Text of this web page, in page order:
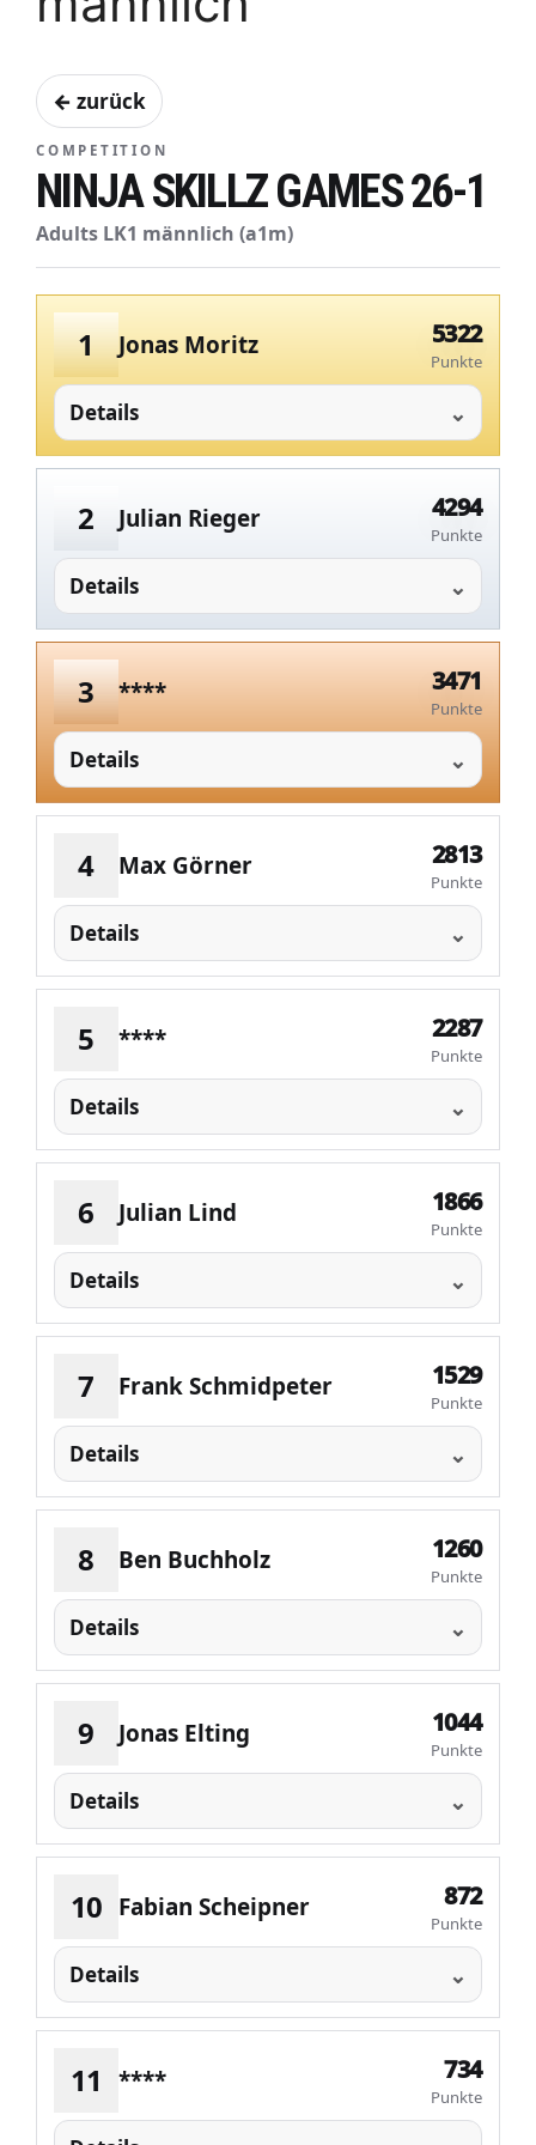
← zurück
COMPETITION
NINJA SKILLZ GAMES 26-1
Adults LK1 männlich (a1m)
1 Jonas Moritz 5322
Punkte
Details
2 Julian Rieger 4294
Punkte
Details
3 **** 3471
Punkte
Details
4 Max Görner 2813
Punkte
Details
5 **** 2287
Punkte
Details
6 Julian Lind 1866
Punkte
Details
7 Frank Schmidpeter 1529
Punkte
Details
8 Ben Buchholz 1260
Punkte
Details
9 Jonas Elting 1044
Punkte
Details
10 Fabian Scheipner 872
Punkte
Details
11 **** 734
Punkte